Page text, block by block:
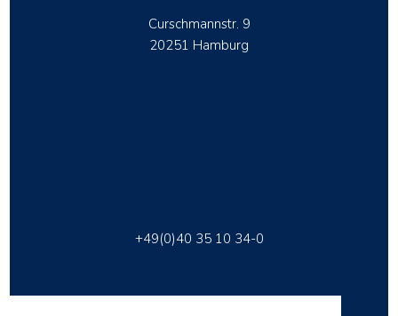
Curschmannstr. 9
20251 Hamburg
+49(0)40 35 10 34-0